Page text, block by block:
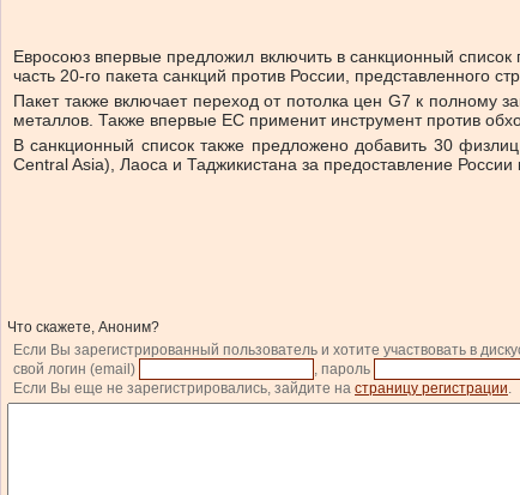
Евросоюз впервые предложил включить в санкционный
часть 20-го пакета санкций против России, представленного
Пакет также включает переход от потолка цен G7 к полному
металлов. Также впервые ЕС применит инструмент против
В санкционный список также предложено добавить 30
Central Asia), Лаоса и Таджикистана за предоставление
Что скажете, Аноним?
Если Вы зарегистрированный пользователь и хотите участвовать в
свой логин (email)
, пароль
Если Вы еще не зарегистрировались, зайдите на страницу регистрации.